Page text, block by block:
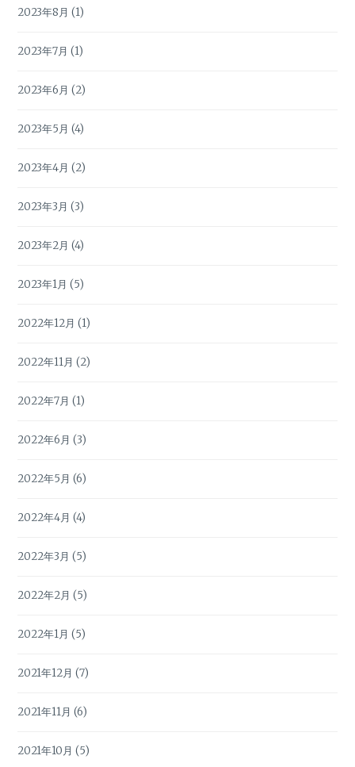
2023年8月 (1)
2023年7月 (1)
2023年6月 (2)
2023年5月 (4)
2023年4月 (2)
2023年3月 (3)
2023年2月 (4)
2023年1月 (5)
2022年12月 (1)
2022年11月 (2)
2022年7月 (1)
2022年6月 (3)
2022年5月 (6)
2022年4月 (4)
2022年3月 (5)
2022年2月 (5)
2022年1月 (5)
2021年12月 (7)
2021年11月 (6)
2021年10月 (5)